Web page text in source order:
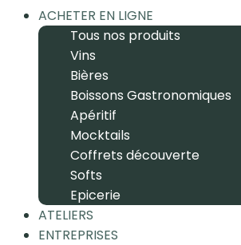
ACHETER EN LIGNE
Tous nos produits
Vins
Bières
Boissons Gastronomiques
Apéritif
Mocktails
Coffrets découverte
Softs
Epicerie
ATELIERS
ENTREPRISES